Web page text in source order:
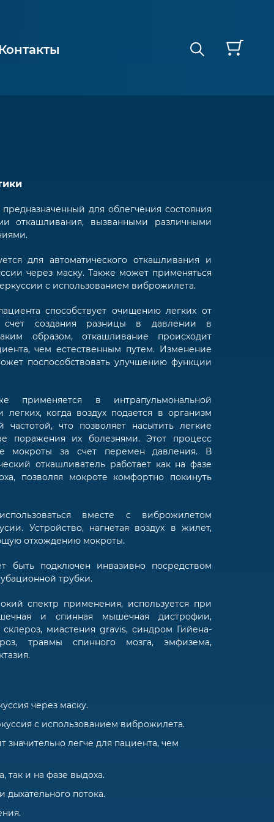
для облегчения состояния
откашливания, вызванными различными
для автоматического откашливания и
через маску. Также может применяться
с использованием виброжилета.
способствует очищению легких от
счет создания разницы в давлении в
образом, откашливание происходит
чем естественным путем. Изменение
поспособствовать улучшению функции
в интрапульмональной
легких, когда воздух подается в организм
что позволяет насытить легкие
поражения их болезнями. Этот процесс
мокроты за счет перемен давления. В
откашливатель работает как на фазе
позволяя мокроте комфортно покинуть
вместе с виброжилетом
Устройство, нагнетая воздух в жилет,
отхождению мокроты.
быть подключен инвазивно посредством
трубки.
спектр применения, используется при
и спинная мышечная дистрофии,
миастения gravis, синдром Гийена-
травмы спинного мозга, эмфизема,
через маску.
с использованием виброжилета.
легче для пациента, чем
так и на фазе выдоха.
дыхательного потока.